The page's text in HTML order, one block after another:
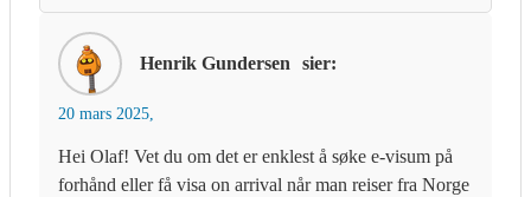
Henrik Gundersen sier:
20 mars 2025,
Hei Olaf! Vet du om det er enklest å søke e-visum på
forhånd eller få visa on arrival når man reiser fra Norge